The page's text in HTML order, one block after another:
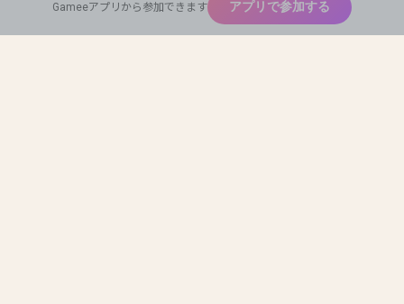
Auto Match
広めたい
神ゲー
Gameeアプリから参加できます アプリで参加する